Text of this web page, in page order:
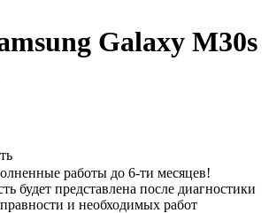
Galaxy M30s
работы до 6-ти месяцев!
будет представлена после диагностики
и необходимых работ